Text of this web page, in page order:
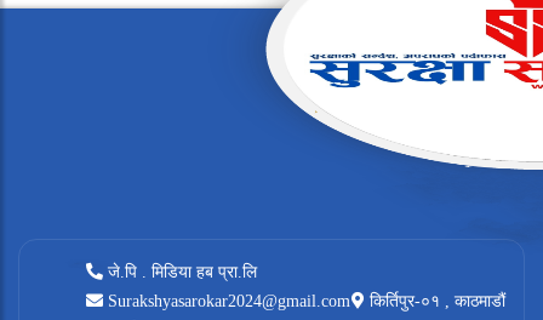
जे.पि . मिडिया हब प्रा.लि
Surakshyasarokar2024@gmail.com
किर्तिपुर-०१ , काठमाडौं